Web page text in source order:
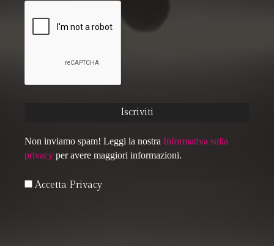
Non inviamo spam! Leggi la nostra Informativa sulla
privacy per avere maggiori informazioni.
Accetta Privacy